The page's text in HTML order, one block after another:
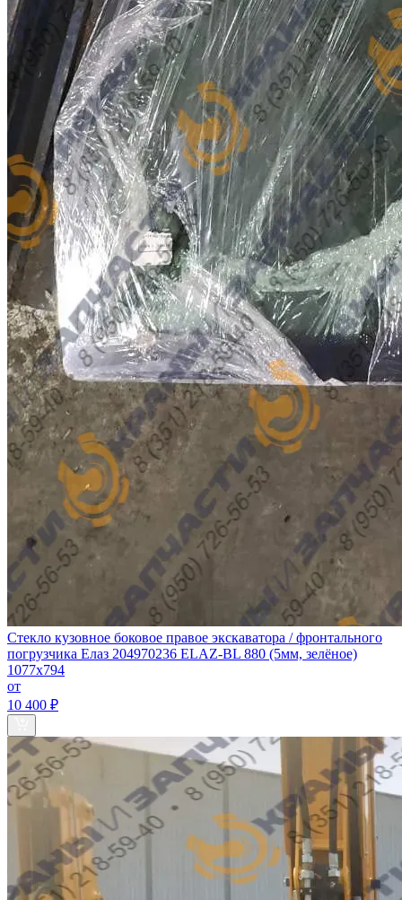
Стекло кузовное боковое правое экскаватора / фронтального
погрузчика Елаз 204970236 ELAZ-BL 880 (5мм, зелёное)
1077х794
от
10 400 ₽